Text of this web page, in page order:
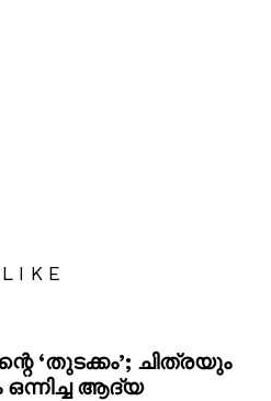
‘തുടക്കം’; ചിത്രയും
ആദ്യ